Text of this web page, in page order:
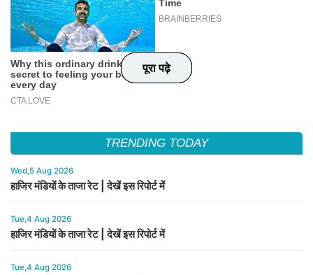
पूरा पढ़े
पूरा पढ़े
पूरा पढ़े
पूरा पढ़े
TRENDING TODAY
Wed,5 Aug 2026
हाजिर मंडियों के ताजा रेट | देखें इस रिपोर्ट में
Tue,4 Aug 2026
हाजिर मंडियों के ताजा रेट | देखें इस रिपोर्ट में
Tue,4 Aug 2026